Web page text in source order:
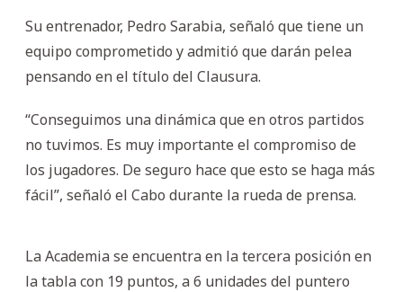
Su entrenador, Pedro Sarabia, señaló que tiene un
equipo comprometido y admitió que darán pelea
pensando en el título del Clausura.
“Conseguimos una dinámica que en otros partidos
no tuvimos. Es muy importante el compromiso de
los jugadores. De seguro hace que esto se haga más
fácil”, señaló el Cabo durante la rueda de prensa.
La Academia se encuentra en la tercera posición en
la tabla con 19 puntos, a 6 unidades del puntero